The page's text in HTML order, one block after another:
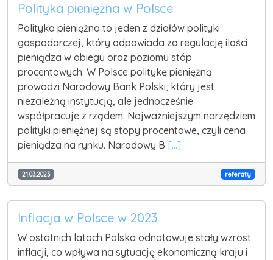
Polityka pieniężna w Polsce
Polityka pieniężna to jeden z działów polityki
gospodarczej, który odpowiada za regulację ilości
pieniądza w obiegu oraz poziomu stóp
procentowych. W Polsce politykę pieniężną
prowadzi Narodowy Bank Polski, który jest
niezależną instytucją, ale jednocześnie
współpracuje z rządem. Najważniejszym narzędziem
polityki pieniężnej są stopy procentowe, czyli cena
pieniądza na rynku. Narodowy B [...]
21.03.2023 referaty
Inflacja w Polsce w 2023
W ostatnich latach Polska odnotowuje stały wzrost
inflacji, co wpływa na sytuację ekonomiczną kraju i